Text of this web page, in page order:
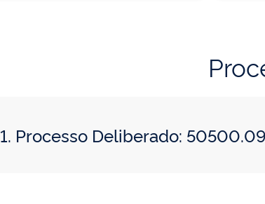
1. Processo Deliberado: